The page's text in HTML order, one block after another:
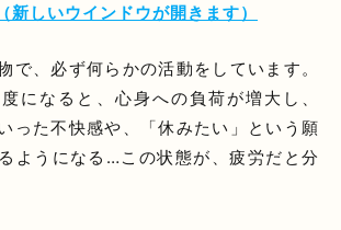
新しいウインドウが開きます）
で、必ず何らかの活動をしています。
になると、心身への負荷が増大し、
った不快感や、「休みたい」という願
ようになる…この状態が、疲労だと分